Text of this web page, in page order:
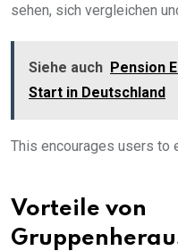
sehen, sich vergleichen
Siehe auch Pension
Start in Deutschland
This encourages users to
Vorteile von